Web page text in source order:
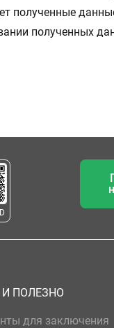
полученные
полученных
ПОЛЕЗНО
для заключения